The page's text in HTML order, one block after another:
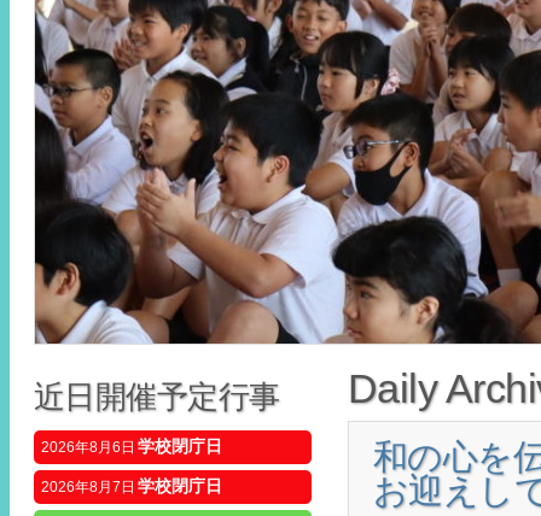
Daily
和の心を
お迎えし
近日開催予定行事
2026年8月6日 学校閉庁日
2026年8月7日 学校閉庁日